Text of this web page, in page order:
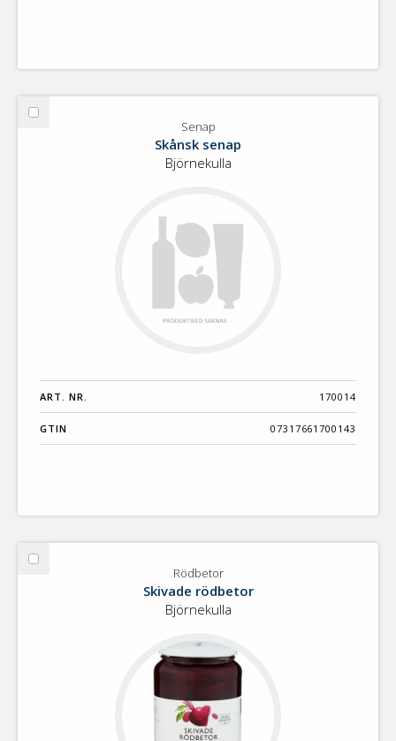
Välj
Senap
Skånsk senap
Björnekulla
ART. NR. 170014
GTIN 07317661700143
Välj
Rödbetor
Skivade rödbetor
Björnekulla